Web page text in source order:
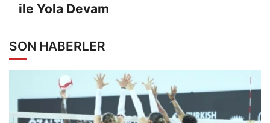
ile Yola Devam
SON HABERLER